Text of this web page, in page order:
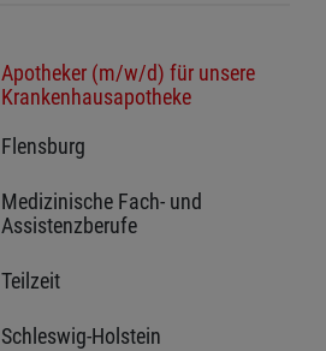
Apotheker (m/w/d) für unsere
Krankenhausapotheke
Flensburg
Medizinische Fach- und
Assistenzberufe
Teilzeit
Schleswig-Holstein